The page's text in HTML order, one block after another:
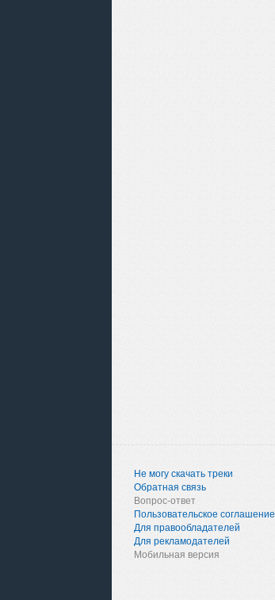
Не могу скачать треки
Обратная связь
Вопрос-ответ
Пользовательское соглашение
Для правообладателей
Для рекламодателей
Мобильная версия